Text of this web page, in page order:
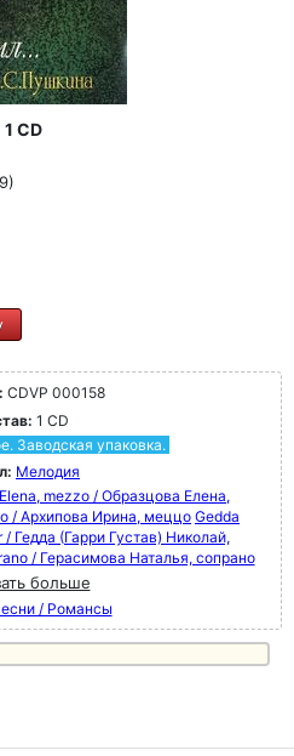
1 CD
CDVP 000158
1 CD
Заводская упаковка.
Мелодия
mezzo / Образцова Елена,
/ Архипова Ирина, меццо Gedda
Гедда (Гарри Густав) Николай,
/ Герасимова Наталья, сопрано
больше
/ Романсы